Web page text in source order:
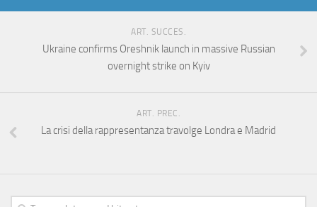
ART. SUCCES.
Ukraine confirms Oreshnik launch in massive Russian
overnight strike on Kyiv
ART. PREC.
La crisi della rappresentanza travolge Londra e Madrid